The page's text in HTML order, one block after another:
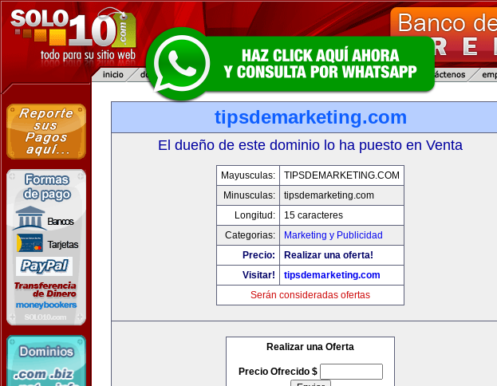
tipsdemarketing.com
El dueño de este dominio lo ha puesto en Venta
Mayusculas:
TIPSDEMARKETING.COM
Minusculas:
tipsdemarketing.com
Longitud:
15 caracteres
Categorias:
Marketing y Publicidad
Precio:
Realizar una oferta!
Visitar!
tipsdemarketing.com
Serán consideradas ofertas
Realizar una Oferta
Precio Ofrecido $